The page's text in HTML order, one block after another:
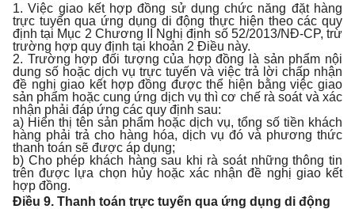
1. Việc giao kết hợp đồng sử dụng chức năng đặt hàng
trực tuyến qua ứng dụng di động thực hiện theo các quy
định tại Mục 2 Chương II Nghị định số 52/2013/NĐ-CP, trừ
trường hợp quy định tại khoản 2 Điều này.
2. Trường hợp đối tượng của hợp đồng là sản phẩm nội
dung số hoặc dịch vụ trực tuyến và việc trả lời chấp nhận
đề nghị giao kết hợp đồng được thể hiện bằng việc giao
sản phẩm hoặc cung ứng dịch vụ thì cơ chế rà soát và xác
nhận phải đáp ứng các quy định sau:
a) Hiển thị tên sản phẩm hoặc dịch vụ, tổng số tiền khách
hàng phải trả cho hàng hóa, dịch vụ đó và phương thức
thanh toán sẽ được áp dụng;
b) Cho phép khách hàng sau khi rà soát những thông tin
trên được lựa chọn hủy hoặc xác nhận đề nghị giao kết
hợp đồng.
Điều 9. Thanh toán trực tuyến qua ứng dụng di động